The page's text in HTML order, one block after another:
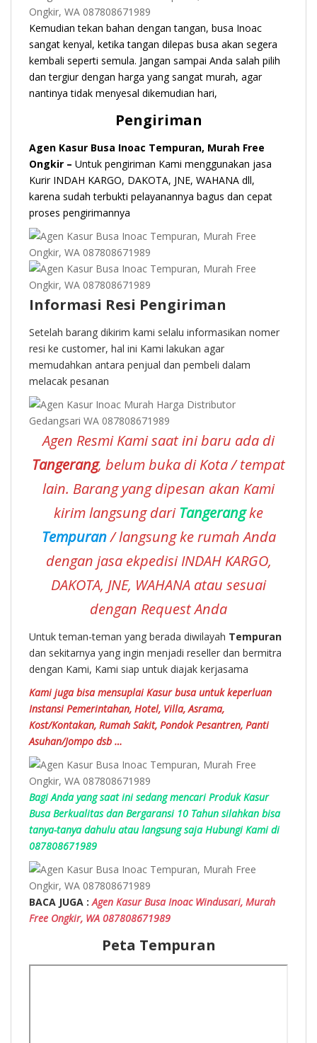
Kemudian tekan bahan dengan tangan, busa Inoac
sangat kenyal, ketika tangan dilepas busa akan segera
kembali seperti semula. Jangan sampai Anda salah pilih
dan tergiur dengan harga yang sangat murah, agar
nantinya tidak menyesal dikemudian hari,
Pengiriman
Agen Kasur Busa Inoac Tempuran, Murah Free
Ongkir – Untuk pengiriman Kami menggunakan jasa
Kurir INDAH KARGO, DAKOTA, JNE, WAHANA dll,
karena sudah terbukti pelayanannya bagus dan cepat
proses pengirimannya
Informasi Resi Pengiriman
Setelah barang dikirim kami selalu informasikan nomer
resi ke customer, hal ini Kami lakukan agar
memudahkan antara penjual dan pembeli dalam
melacak pesanan
Agen Resmi Kami saat ini baru ada di
Tangerang, belum buka di Kota / tempat
lain. Barang yang dipesan akan Kami
kirim langsung dariTangerangke
Tempuran/ langsung ke rumah Anda
dengan jasa ekpedisi INDAH KARGO,
DAKOTA, JNE, WAHANA atau sesuai
dengan Request Anda
Untuk teman-teman yang berada diwilayah Tempuran
dan sekitarnya yang ingin menjadi reseller dan bermitra
dengan Kami, Kami siap untuk diajak kerjasama
Kami juga bisa mensuplai Kasur busa untuk keperluan
Instansi Pemerintahan, Hotel, Villa, Asrama,
Kost/Kontakan, Rumah Sakit, Pondok Pesantren, Panti
Asuhan/Jompo dsb …
Bagi Anda yang saat ini sedang mencari Produk Kasur
Busa Berkualitas dan Bergaransi 10 Tahun silahkan bisa
tanya-tanya dahulu atau langsung saja Hubungi Kami di
087808671989
BACA JUGA : Agen Kasur Busa Inoac Windusari, Murah
Free Ongkir, WA 087808671989
Peta Tempuran